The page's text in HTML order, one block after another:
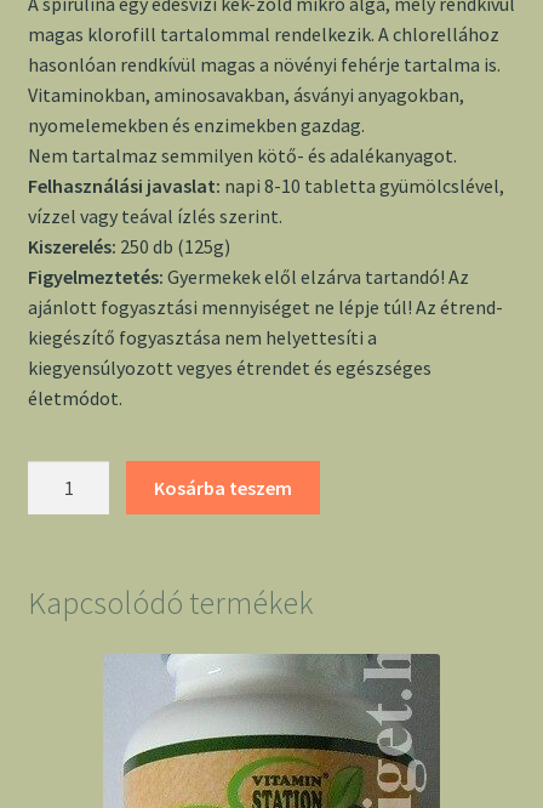
magas klorofill tartalommal rendelkezik. A chlorellához
hasonlóan rendkívül magas a növényi fehérje tartalma is.
Vitaminokban, aminosavakban, ásványi anyagokban,
nyomelemekben és enzimekben gazdag.
Nem tartalmaz semmilyen kötő- és adalékanyagot.
Felhasználási javaslat: napi 8-10 tabletta gyümölcslével,
vízzel vagy teával ízlés szerint.
Kiszerelés: 250 db (125g)
Figyelmeztetés: Gyermekek elől elzárva tartandó! Az
ajánlott fogyasztási mennyiséget ne lépje túl! Az étrend-
kiegészítő fogyasztása nem helyettesíti a
kiegyensúlyozott vegyes étrendet és egészséges
életmódot.
db
Kosárba teszem
Kapcsolódó termékek